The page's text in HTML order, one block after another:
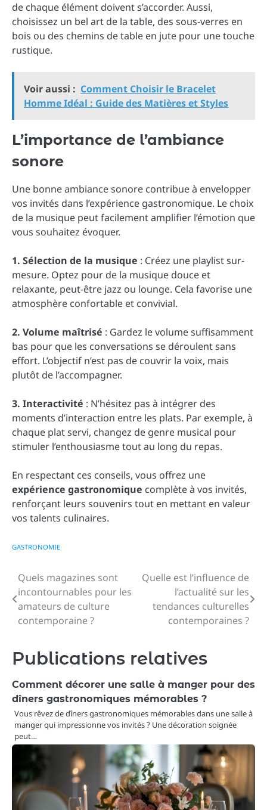
de chaque élément doivent s’accorder. Aussi,
choisissez un bel art de la table, des sous-verres en
bois ou des chemins de table en jute pour une touche
rustique.
Voir aussi : Comment Choisir le Bracelet
Homme Idéal : Guide des Matières et Styles
L’importance de l’ambiance
sonore
Une bonne ambiance sonore contribue à envelopper
vos invités dans l’expérience gastronomique. Le choix
de la musique peut facilement amplifier l’émotion que
vous souhaitez évoquer.
1. Sélection de la musique : Créez une playlist sur-
mesure. Optez pour de la musique douce et
relaxante, peut-être jazz ou lounge. Cela favorise une
atmosphère confortable et convivial.
2. Volume maîtrisé : Gardez le volume suffisamment
bas pour que les conversations se déroulent sans
effort. L’objectif n’est pas de couvrir la voix, mais
plutôt de l’accompagner.
3. Interactivité : N’hésitez pas à intégrer des
moments d’interaction entre les plats. Par exemple, à
chaque plat servi, changez de genre musical pour
stimuler l’enthousiasme tout au long du repas.
En respectant ces conseils, vous offrez une
expérience gastronomique complète à vos invités,
renforçant leurs souvenirs tout en mettant en valeur
vos talents culinaires.
GASTRONOMIE
Navigation
de
l’article
Quels magazines sont
incontournables pour les
amateurs de culture
contemporaine ?
Quelle est l’influence de
l’actualité sur les
tendances culturelles
contemporaines ?
Publications relatives
Comment décorer une salle à manger pour des
dîners gastronomiques mémorables ?
Vous rêvez de dîners gastronomiques mémorables dans une salle à
manger qui impressionne vos invités ? Une décoration soignée
peut…